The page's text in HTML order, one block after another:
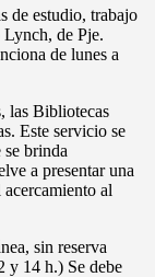
de estudio, trabajo
de Pje.
de lunes a
las Bibliotecas
Este servicio se
brinda
a presentar una
al
sin reserva
y 14 h.) Se debe